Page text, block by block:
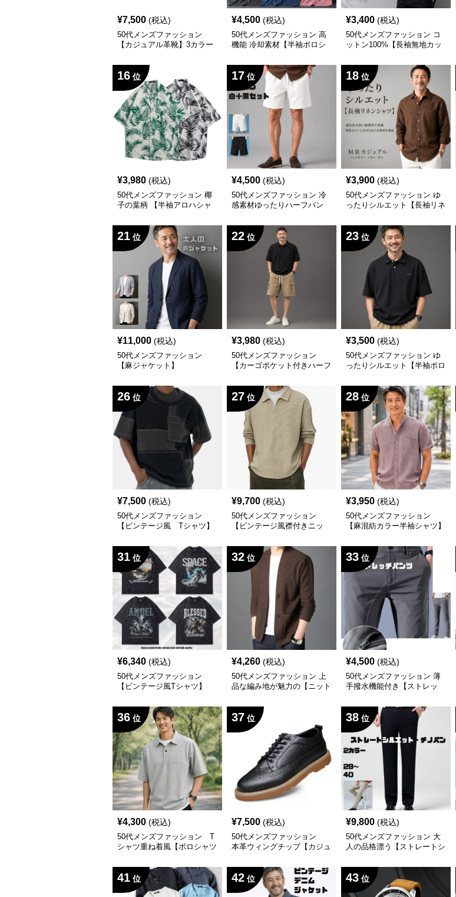
¥7,500 (税込)
50代メンズファッション
【カジュアル革靴】3カラー
¥4,500 (税込)
50代メンズファッション 高
機能 冷却素材【半袖ポロシ
¥3,400 (税込)
50代メンズファッション コ
ットン100%【長袖無地カッ
16 位
¥3,980 (税込)
50代メンズファッション 椰
子の葉柄 【半袖アロハシャ
17 位
¥4,500 (税込)
50代メンズファッション 冷
感素材ゆったりハーフパン
ット）
18 位
¥3,900 (税込)
50代メンズファッション ゆ
ったりシルエット【長袖リネ
21 位
¥11,000 (税込)
50代メンズファッション
【麻ジャケット】
22 位
¥3,980 (税込)
50代メンズファッション
【カーゴポケット付きハーフ
23 位
¥3,500 (税込)
50代メンズファッション ゆ
ったりシルエット【半袖ポロ
26 位
¥7,500 (税込)
50代メンズファッション
【ビンテージ風 Tシャツ】
27 位
¥9,700 (税込)
50代メンズファッション
【ビンテージ風襟付きニッ
28 位
¥3,950 (税込)
50代メンズファッション
【麻混紡カラー半袖シャツ】
31 位
¥6,340 (税込)
50代メンズファッション
【ビンテージ風Tシャツ】
32 位
¥4,260 (税込)
50代メンズファッション 上
品な編み地が魅力の【ニット
33 位
¥4,500 (税込)
50代メンズファッション 薄
手撥水機能付き【ストレッ
36 位
¥4,300 (税込)
50代メンズファッション T
シャツ重ね着風【ポロシャツ
37 位
¥7,500 (税込)
50代メンズファッション
本革ウィングチップ【カジュ
38 位
¥9,800 (税込)
50代メンズファッション 大
人の品格漂う【ストレートシ
41 位 42 位 43 位